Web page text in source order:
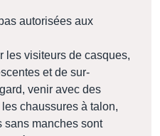
autorisées aux
les visiteurs de casques,
et de sur-
venir avec des
chaussures à talon,
sans manches sont